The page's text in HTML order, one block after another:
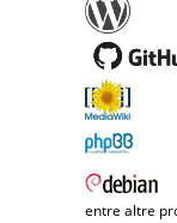
entre altre